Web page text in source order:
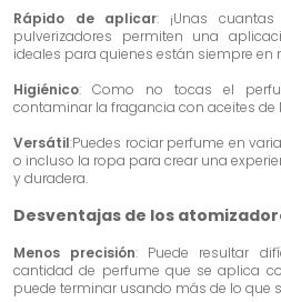
Rápido de aplicar: ¡Unas
pulverizadores permiten una
ideales para quienes están siempre en
Higiénico: Como no tocas el
contaminar la fragancia con aceites de
Versátil:Puedes rociar perfume en
o incluso la ropa para crear una
y duradera.
Desventajas de los
Menos precisión: Puede resultar
cantidad de perfume que se aplica
puede terminar usando más de lo que